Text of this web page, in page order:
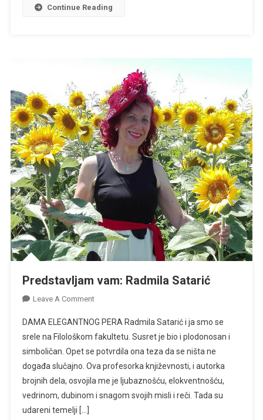
Continue Reading
Predstavljam vam: Radmila Satarić
Leave A CommentOn
Vam:
Radmila
Satarić
DAMA ELEGANTNOG PERA Radmila Satarić i ja smo se
srele na Filološkom fakultetu. Susret je bio i plodonosan i
simboličan. Opet se potvrdila ona teza da se ništa ne
događa slučajno. Ova profesorka književnosti, i autorka
brojnih dela, osvojila me je ljubaznošću, elokventnošću,
vedrinom, dubinom i snagom svojih misli i reči. Tada su
udareni temelji […]